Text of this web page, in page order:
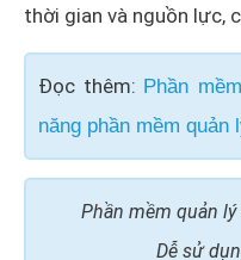
thời gian và nguồn lực,
Đọc thêm: Phần
năng phần mềm quản
Phần mềm quản
Dễ sử